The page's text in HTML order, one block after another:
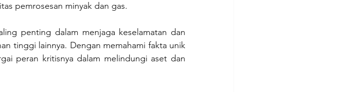
pemrosesan minyak dan gas.
penting dalam menjaga keselamatan dan
tinggi lainnya. Dengan memahami fakta unik
peran kritisnya dalam melindungi aset dan